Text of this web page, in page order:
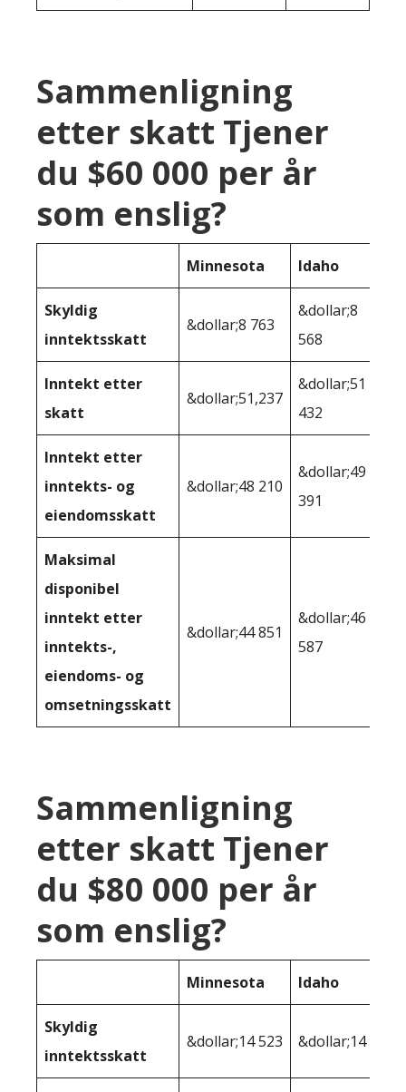
Sammenligning
etter skatt Tjener
du $60 000 per år
som enslig?
Minnesota Idaho
Skyldig
inntektsskatt
&dollar;8 763
&dollar;8
568
Inntekt etter
skatt
&dollar;51,237
&dollar;51
432
Inntekt etter
inntekts- og
eiendomsskatt
&dollar;48 210
&dollar;49
391
Maksimal
disponibel
inntekt etter
inntekts-,
eiendoms- og
omsetningsskatt
&dollar;44 851
&dollar;46
587
Sammenligning
etter skatt Tjener
du $80 000 per år
som enslig?
Minnesota Idaho
Skyldig
inntektsskatt
&dollar;14 523 &dollar;14 168